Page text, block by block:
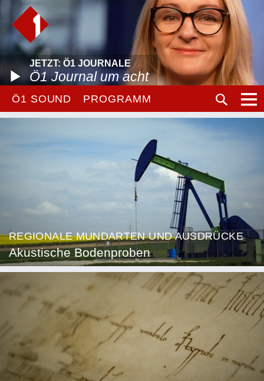
JETZT: Ö1 JOURNALE
Ö1 Journal um acht
Ö1 SOUND PROGRAMM
REGIONALE MUNDARTEN UND AUSDRÜCKE
Akustische Bodenproben